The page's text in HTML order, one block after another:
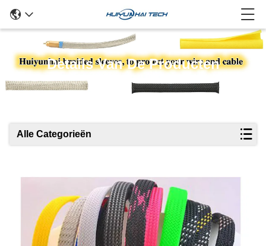
Details Van De Producten
Alle Categorieën